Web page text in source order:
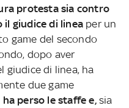
protesta sia contro
il giudice di linea per un
game del secondo
dopo aver
giudice di linea, ha
due game
ha perso le staffe e,sia